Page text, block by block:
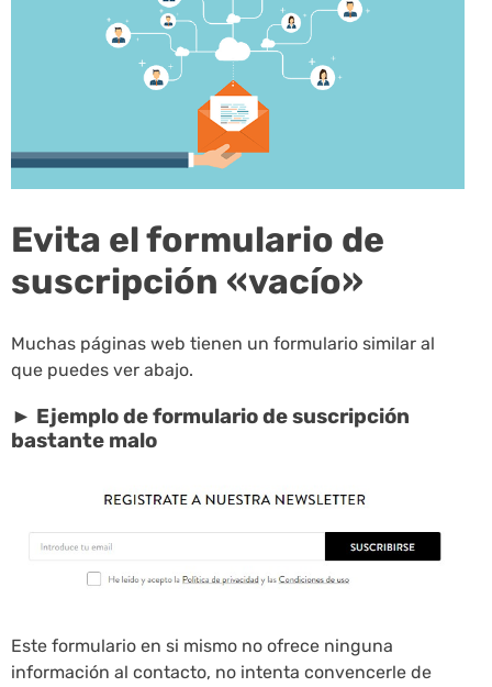
Evita el formulario de
suscripción «vacío»
Muchas páginas web tienen un formulario similar al
que puedes ver abajo.
► Ejemplo de formulario de suscripción
bastante malo
Este formulario en si mismo no ofrece ninguna
información al contacto, no intenta convencerle de